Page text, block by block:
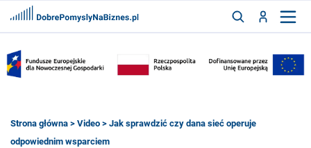
FRANCZYZY
Strona główna > Video > Jak sprawdzić czy dana sieć operuje
odpowiednim wsparciem